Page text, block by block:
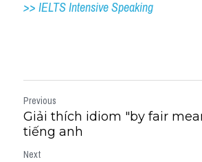
>> IELTS Intensive Speaking
Previous
Giải thích idiom "by fair
tiếng anh
Next